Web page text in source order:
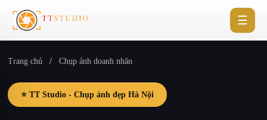
☰
Trang chủ / Chụp ảnh doanh nhân
⭐ TT Studio - Chụp ảnh đẹp Hà Nội